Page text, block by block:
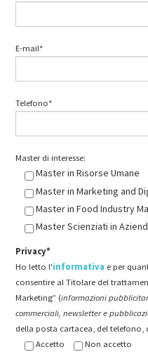
E-mail*
Telefono*
Master di interesse:
Master in Risorse Umane
Master in Marketing and
Master in Food Industry
Master Scienziati in
Privacy*
Ho letto l'informativa e per
consentire al Titolare del
Marketing” (informazioni
commerciali, newsletter e
della posta cartacea, del
Accetto
Non accetto